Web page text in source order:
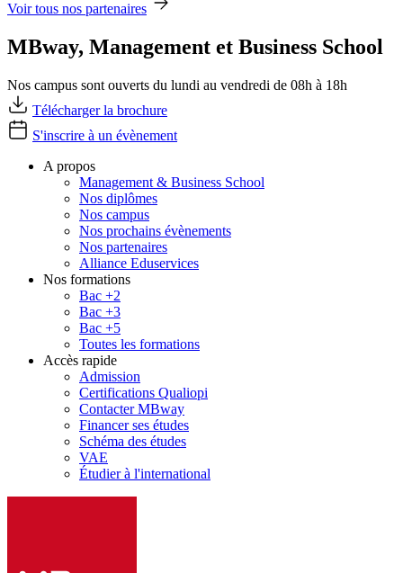
Voir tous nos partenaires
MBway, Management et Business School
Nos campus sont ouverts du lundi au vendredi de 08h à 18h
Télécharger la brochure
S'inscrire à un évènement
A propos
Management & Business School
Nos diplômes
Nos campus
Nos prochains évènements
Nos partenaires
Alliance Eduservices
Nos formations
Bac +2
Bac +3
Bac +5
Toutes les formations
Accès rapide
Admission
Certifications Qualiopi
Contacter MBway
Financer ses études
Schéma des études
VAE
Étudier à l'international